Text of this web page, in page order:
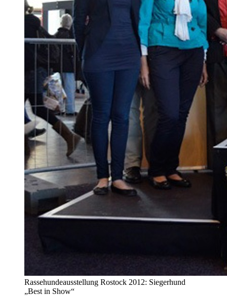
Rassehundeausstellung Rostock 2012: Siegerhund
„Best in Show“